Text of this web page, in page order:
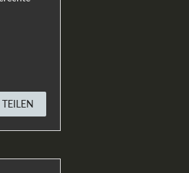
TEILEN